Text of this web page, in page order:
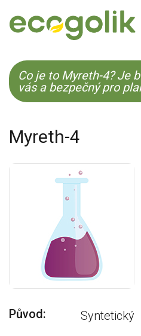
EN
Co je to Myreth-4? Je
vás a bezpečný pro
Myreth-4
Původ:
Syntetický